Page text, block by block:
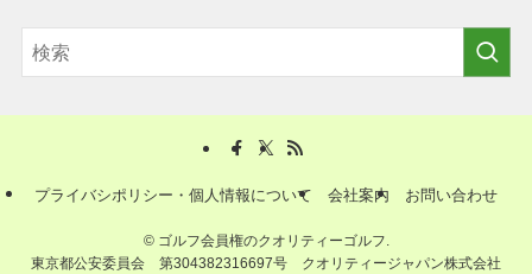
プライバシポリシー・個人情報について 会社案内 お問い合わせ
©ゴルフ会員権のクオリティーゴルフ.
東京都公安委員会 第304382316697号 クオリティージャパン株式会社